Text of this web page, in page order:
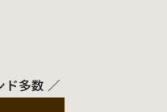
ド多数 ／